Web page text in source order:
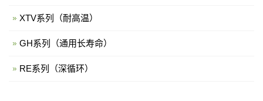
XTV系列（耐高温）
GH系列（通用长寿命）
RE系列（深循环）